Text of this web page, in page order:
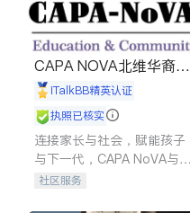
CAPA NOVA北维华裔家
长会iTalkBB精英认证
执照已核实
连接家长与社会，赋能孩子
与下一代，CAPA NoVA与您
携手建设包容、公平、充满
社区服务